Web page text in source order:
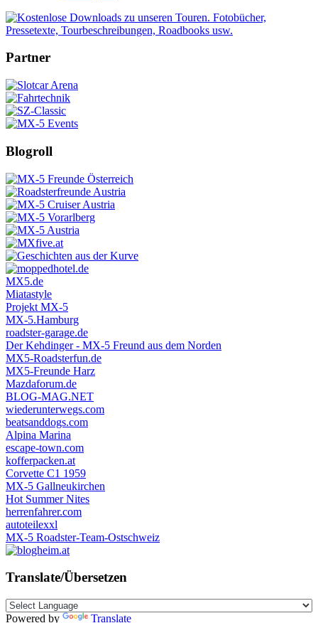
Partner
Blogroll
MX5.de
Miatastyle
Projekt MX-5
MX-5.Hamburg
roadster-garage.de
Der Kehdinger - MX-5 Freund aus dem Norden
MX5-Roadsterfun.de
MX5-Freunde Harz
Mazdaforum.de
BLOG-MAG.NET
wiederunterwegs.com
beatsanddogs.com
Alpina Marina
escape-town.com
kofferpacken.at
Corvette C1 1959
MX-5 Gallneukirchen
Hot Summer Nites
herrenfahrer.com
autoteilexxl
MX-5 Roadster-Team-Ostschweiz
Translate/Übersetzen
Powered by Translate